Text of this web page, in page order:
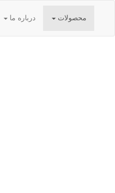
درباره ما محصولات